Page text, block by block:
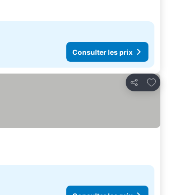
Consulter les prix
Partager
Ajouter à